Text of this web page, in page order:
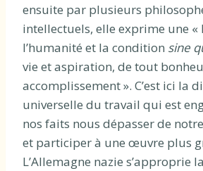
ensuite par plusieurs
intellectuels, elle exprime une «
l’humanité et la condition sine
vie et aspiration, de tout
accomplissement ». C’est ici la
universelle du travail qui est
nos faits nous dépasser de
et participer à une œuvre plus
L’Allemagne nazie s’approprie